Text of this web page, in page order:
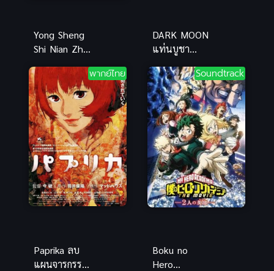
Yong Sheng
Shi Nian Zhi
(Immortality
2) นิรันดร์กาล
ภาค 2
DARK MOON
แท่นบูชา
พากย์ไทย ซับ
ไทย
พากย์ไทย
Paprika ลบ
แผนจารกรรม
Soundtrack
Boku no
Hero